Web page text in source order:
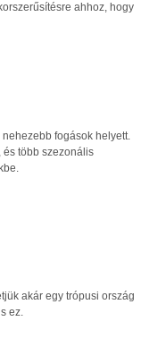
ahhoz, hogy
fogások helyett.
és több szezonális
akár egy trópusi ország
ez.